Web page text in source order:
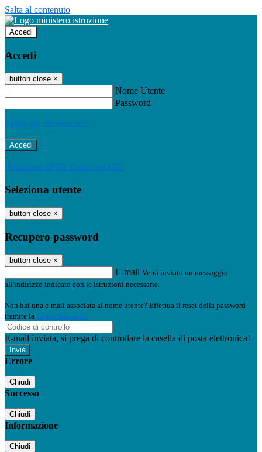
Salta al contenuto
Accedi
Accedi
button close ×
Nome Utente
Password
Password dimenticata?
-
Entra con SPID Entra con CIE
Seleziona utente
button close ×
Recupero password
button close ×
E-mail Verrà inviato un messaggio
all'indirizzo indicato con le istruzioni necessarie.
Non hai una e-mail associata al nome utente? Effettua il reset della password
tramite la Login Spaggiari
E-mail inviata, si prega di controllare la casella di posta elettronica!
Errore
Chiudi
Successo
Chiudi
Informazione
Chiudi